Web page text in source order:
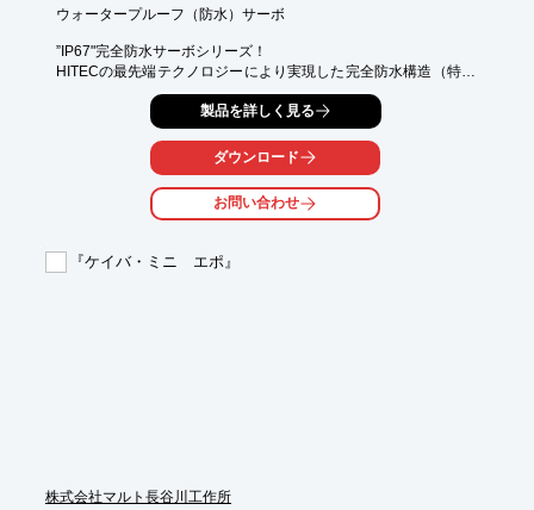
ウォータープルーフ（防水）サーボ
”IP67"完全防水サーボシリーズ！
HITECの最先端テクノロジーにより実現した完全防水構造（特許
申請中）を採用した事により、水中での動作を可能にしました。
RC用サーボの常識を根底から覆す”新たな可能性”を実現する夢の
WP（ウォータープルーフ）サーボです。ホビーではRCボートな
どの水物はもちろん、ロッククローラーからエンジンモデルま
で、あらゆるRCモデルや製品に好適です。
製品を詳しく見る
ダウンロード
お問い合わせ
『ケイバ・ミニ エポ』
株式会社マルト長谷川工作所